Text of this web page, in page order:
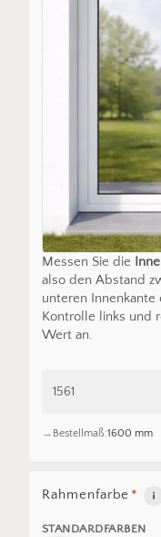
Messen Sie die
also den Abstand
unteren Innenkante
Kontrolle links und
Wert an.
Bestellmaß:1600 mm
Rahmenfarbe *
STANDARDFARBEN